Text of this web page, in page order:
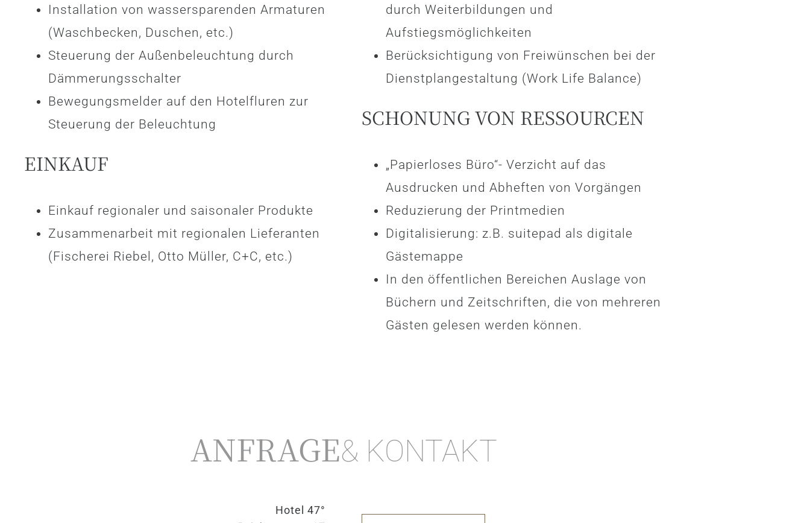
Installation von wassersparenden Armaturen
(Waschbecken, Duschen, etc.)
Steuerung der Außenbeleuchtung durch
Dämmerungsschalter
Bewegungsmelder auf den Hotelfluren zur
Steuerung der Beleuchtung
EINKAUF
Einkauf regionaler und saisonaler Produkte
Zusammenarbeit mit regionalen Lieferanten
(Fischerei Riebel, Otto Müller, C+C, etc.)
durch Weiterbildungen und
Aufstiegsmöglichkeiten
Berücksichtigung von Freiwünschen bei der
Dienstplangestaltung (Work Life Balance)
SCHONUNG VON RESSOURCEN
„Papierloses Büro“- Verzicht auf das
Ausdrucken und Abheften von Vorgängen
Reduzierung der Printmedien
Digitalisierung: z.B. suitepad als digitale
Gästemappe
In den öffentlichen Bereichen Auslage von
Büchern und Zeitschriften, die von mehreren
Gästen gelesen werden können.
ANFRAGE& KONTAKT
Hotel 47°